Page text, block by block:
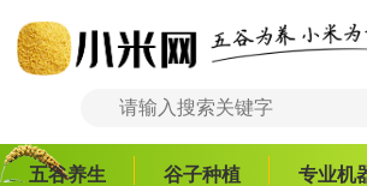
五谷养生 谷子种植 专业机